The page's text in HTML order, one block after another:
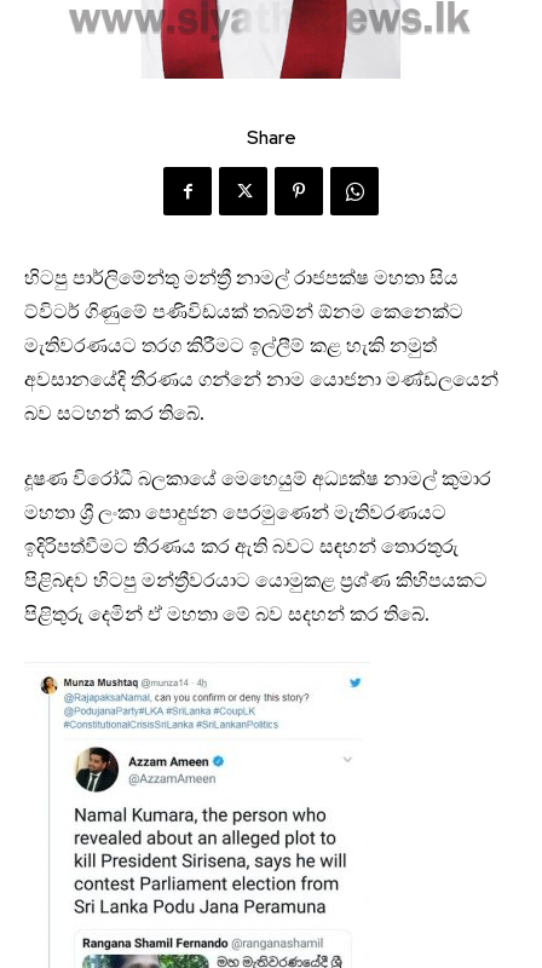
Share
හිටපු පාර්ලිමේන්තු මන්ත්‍රී නාමල් රාජපක්ෂ මහතා සිය
ට්විටර් ගිණුමේ පණිවිඩයක් තබම්න් ඕනම කෙනෙක්ට
මැතිවරණයට තරග කිරීමට ඉල්ලීම් කළ හැකි නමුත්
අවසානයේදි තීරණය ගන්නේ නාම යොජනා මණ්ඩලයෙන්
බව සටහන් කර තිබේ.
දූෂණ විරෝධී බලකායේ මෙහෙයුම් අධ්‍යක්ෂ නාමල් කුමාර
මහතා ශ්‍රී ලංකා පොදුජන පෙරමුණෙන් මැතිවරණයට
ඉදිරිපත්වීමට තීරණය කර ඇති බවට සඳහන් තොරතුරු
පිළිබඳව හිටපු මන්ත්‍රීවරයාට යොමුකළ ප්‍රශ්ණ කිහිපයකට
පිළිතුරු දෙමින් ඒ මහතා මේ බව සදහන් කර තිබේ.